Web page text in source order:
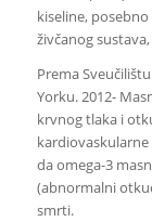
kiseline,
živčanog
Prema
Yorku. 2012-
krvnog tlaka i
da omega-3
(abnormalni
smrti.